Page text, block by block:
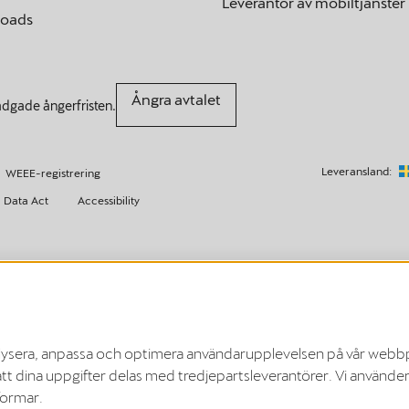
ångerfristen. Ångra avtalet
WEEE-registrering
Data Act Accessibility
Leveransland:
samt i Storbritannien, Schweiz, Lichtenstein, Island och Norge.
en länk mellan fordonsappen och Elli Smart Charging-appen. I framtiden
anpassa och optimera användarupplevelsen på vår
dina uppgifter delas med tredjepartsleverantörer. Vi